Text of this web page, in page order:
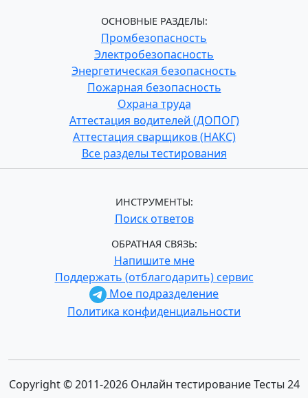
ОСНОВНЫЕ РАЗДЕЛЫ:
Промбезопасность
Электробезопасность
Энергетическая безопасность
Пожарная безопасность
Охрана труда
Аттестация водителей (ДОПОГ)
Аттестация сварщиков (НАКС)
Все разделы тестирования
ИНСТРУМЕНТЫ:
Поиск ответов
ОБРАТНАЯ СВЯЗЬ:
Напишите мне
Поддержать (отблагодарить) сервис
Мое подразделение
Политика конфиденциальности
Copyright © 2011-2026 Онлайн тестирование Тесты 24